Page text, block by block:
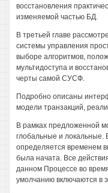
восстановления
изменяемой частью БД.
В третьей главе
системы управления
выборе алгоритмов,
мультидоступа и
черты самой СУСФ.
Подробно описаны
модели транзакций,
В рамках предложенной
глобальные и локальные.
определяется временем
была начата. Все
данном Процессе во
умолчанию включаются в